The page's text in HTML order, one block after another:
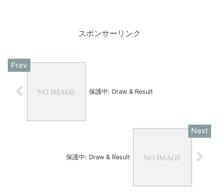
スポンサーリンク
保護中: Draw & Result
保護中: Draw & Result